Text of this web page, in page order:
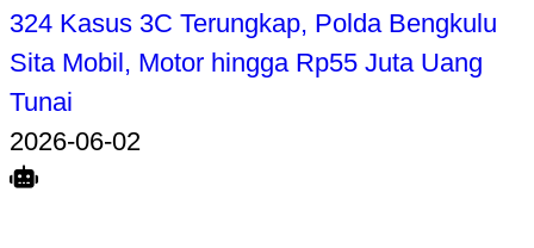
324 Kasus 3C Terungkap, Polda Bengkulu
Sita Mobil, Motor hingga Rp55 Juta Uang
Tunai
2026-06-02